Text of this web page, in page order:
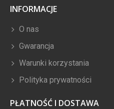
INFORMACJE
O nas
Gwarancja
Warunki korzystania
Polityka prywatności
PŁATNOŚĆ I DOSTAWA